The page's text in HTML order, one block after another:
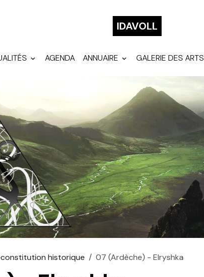
IDAVOLL
AGENDA ANNUAIRE GALERIE DES ARTS
historique 07 (Ardèche) - Elryshka